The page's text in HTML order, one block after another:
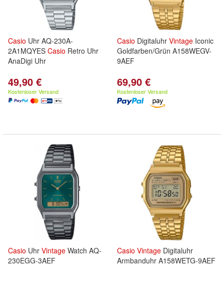
Casio Uhr AQ-230A-
2A1MQYES Casio Retro Uhr
AnaDigi Uhr
49,90 €
Kostenloser Versand
Casio Digitaluhr Vintage Iconic
Goldfarben/Grün A158WEGV-
9AEF
69,90 €
Kostenloser Versand
Casio Uhr Vintage Watch AQ-
230EGG-3AEF
Casio Vintage Digitaluhr
Armbanduhr A158WETG-9AEF